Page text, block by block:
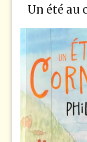
Un été au